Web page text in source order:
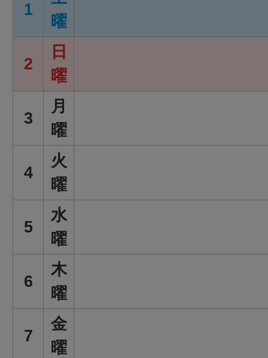
1
曜
2
日
曜
3
月
曜
4
火
曜
5
水
曜
6
木
曜
7
金
曜